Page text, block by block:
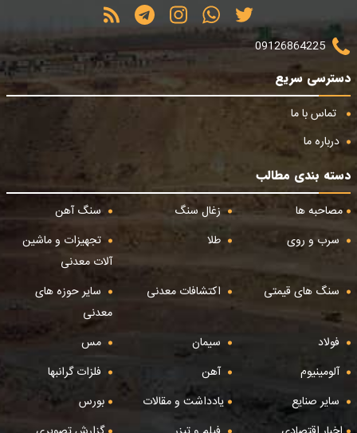
09126864225
دسترسی سریع
تماس با ما
درباره ما
دسته بندی مطالب
مصاحبه ها
زغال سنگ
سنگ آهن
سرب و روی
طلا
تجهیزات و ماشین
آلات معدنی
سنگ های قیمتی
اکتشافات معدنی
سایر حوزه های
معدنی
فولاد
سیمان
مس
آلومینیوم
آهن
فلزات گرانبها
سایر صنایع
یادداشت و مقالات
بورس